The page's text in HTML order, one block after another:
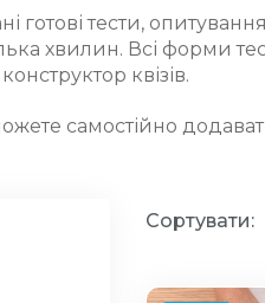
готові тести,
хвилин. Всі форми
квізів.
самостійно
Сортувати: